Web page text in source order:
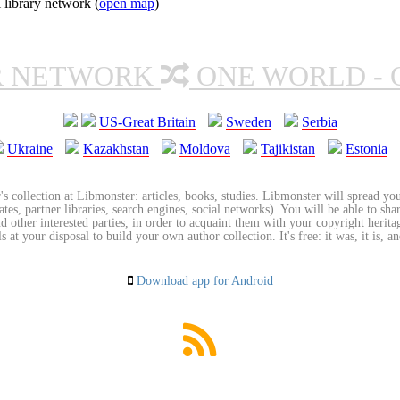
NETWORK ONE WORLD -
US-Great Britain Sweden
Serbia
Ukraine Kazakhstan Moldova Tajikistan Estonia
collection at Libmonster: articles, books, studies. Libmonster will spread
partner libraries, search engines, social networks). You will be able to
other interested parties, in order to acquaint them with your copyright
at your disposal to build your own author collection. It's free: it was, it is,
Download app for Android